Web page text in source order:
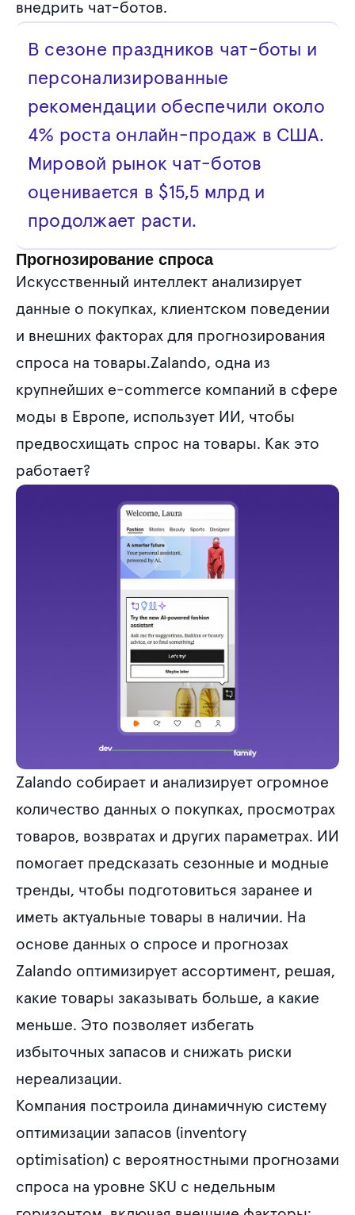
внедрить чат-ботов.
В сезоне праздников чат-боты и
персонализированные
рекомендации обеспечили около
4% роста онлайн-продаж в США.
Мировой рынок чат-ботов
оценивается в $15,5 млрд и
продолжает расти.
Прогнозирование спроса
Искусственный интеллект анализирует
данные о покупках, клиентском поведении
и внешних факторах для прогнозирования
спроса на товары.Zalando, одна из
крупнейших e-commerce компаний в сфере
моды в Европе, использует ИИ, чтобы
предвосхищать спрос на товары. Как это
работает?
Zalando собирает и анализирует огромное
количество данных о покупках, просмотрах
товаров, возвратах и других параметрах. ИИ
помогает предсказать сезонные и модные
тренды, чтобы подготовиться заранее и
иметь актуальные товары в наличии. На
основе данных о спросе и прогнозах
Zalando оптимизирует ассортимент, решая,
какие товары заказывать больше, а какие
меньше. Это позволяет избегать
избыточных запасов и снижать риски
нереализации.
Компания построила динамичную систему
оптимизации запасов (inventory
optimisation) с вероятностными прогнозами
спроса на уровне SKU с недельным